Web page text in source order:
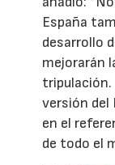
España
desarrollo
mejorarán
tripulación.
versión del
en el
de todo el